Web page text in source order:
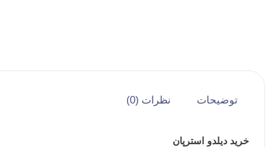
توضیحات نظرات (0)
خرید دیلدو استرپان